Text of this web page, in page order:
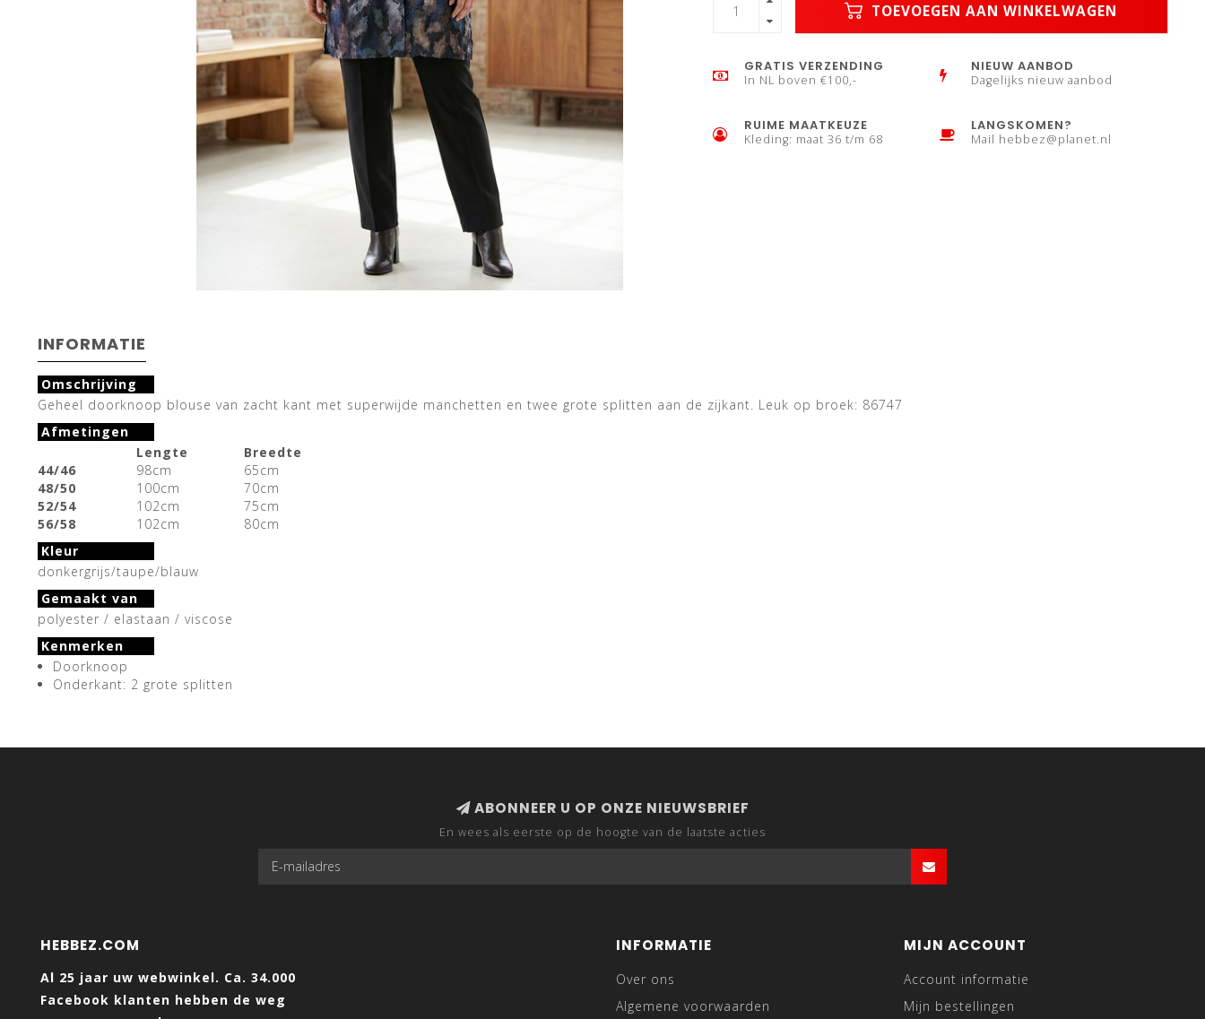
TOEVOEGEN AAN WINKELWAGEN
GRATIS VERZENDING
In NL boven €100,-
NIEUW AANBOD
Dagelijks nieuw aanbod
RUIME MAATKEUZE
Kleding: maat 36 t/m 68
LANGSKOMEN?
Mail hebbez@planet.nl
INFORMATIE
Omschrijving
Geheel doorknoop blouse van zacht kant met superwijde manchetten en twee grote splitten aan de zijkant. Leuk op broek: 86747
Afmetingen
Lengte
Breedte
44/46
98cm
65cm
48/50
100cm
70cm
52/54
102cm
75cm
56/58
102cm
80cm
Kleur
donkergrijs/taupe/blauw
Gemaakt van
polyester / elastaan / viscose
Kenmerken
Doorknoop
Onderkant: 2 grote splitten
ABONNEER U OP ONZE NIEUWSBRIEF
En wees als eerste op de hoogte van de laatste acties
HEBBEZ.COM
Al 25 jaar uw webwinkel. Ca. 34.000
Facebook klanten hebben de weg
INFORMATIE
Over ons
Algemene voorwaarden
MIJN ACCOUNT
Account informatie
Mijn bestellingen